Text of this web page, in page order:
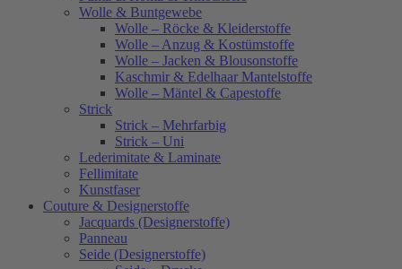
Wolle & Buntgewebe
Wolle – Röcke & Kleiderstoffe
Wolle – Anzug & Kostümstoffe
Wolle – Jacken & Blousonstoffe
Kaschmir & Edelhaar Mantelstoffe
Wolle – Mäntel & Capestoffe
Strick
Strick – Mehrfarbig
Strick – Uni
Lederimitate & Laminate
Fellimitate
Kunstfaser
Couture & Designerstoffe
Jacquards (Designerstoffe)
Panneau
Seide (Designerstoffe)